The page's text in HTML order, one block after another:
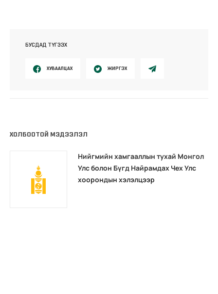
БУСДАД ТҮГЭЭХ
ХУВААЛЦАХ ЖИРГЭХ
ХОЛБООТОЙ МЭДЭЭЛЭЛ
Нийгмийн хамгааллын тухай Монгол
Улс болон Бүгд Найрамдах Чех Улс
хоорондын хэлэлцээр